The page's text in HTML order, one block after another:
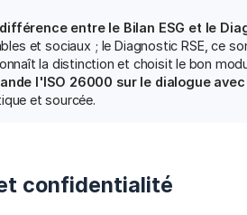
entre le Bilan ESG et le
et sociaux ; le Diagnostic RSE, ce
la distinction et choisit le bon
l'ISO 26000 sur le dialogue
et sourcée.
confidentialité